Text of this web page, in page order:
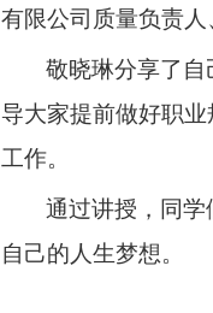
有限公司质量负责人
敬晓琳分享了自
导大家提前做好职业
工作。
通过讲授 ， 同
自己的 人生梦想。